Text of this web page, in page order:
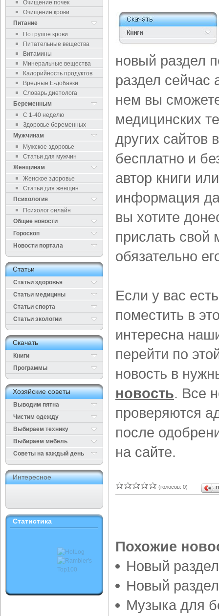
Очищение почек
Очищение крови
Питание
По группе крови
Питательные вещества
Витамины
Минеральные вещества
Калорийность продуктов
Вредные Е-добавки
Словарь диетолога
Беременным
С 1-40 неделю
Здоровье беременных
Мужчинам
Мужское здоровье
Статьи для мужчин
Женщинам
Женское здоровье
Статьи для женщин
Психология
Психолог онлайн
Общие новости
Гороскоп
Новости портала
Cтатьи
Статьи здоровья
Cтатьи медицины
Статьи спорта
Статьи экологии
Cкачать
Книги
Программы
Хозяйские советы
Выводим пятна
Чистим одежду
Выбираем технику
Выбираем мебель
Cоветы на каждый день
Интересное
Статистика
новый раздел
раздел сейчас
нем вы
медицинских
других сайтов
бесплатно и
автор книги
информация
вы хотите
прислать
обязательно
Если у вас
поместить в
интересна
перейти по
новость в
новость. Все
проверяются
после
на сайте.
(голосов: 0)
Похожие
Новый
Новый
Музыка для